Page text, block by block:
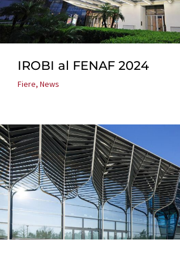
IROBI al FENAF 2024
Fiere, News